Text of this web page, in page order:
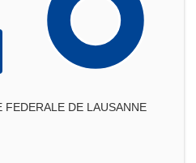
FEDERALE DE LAUSANNE